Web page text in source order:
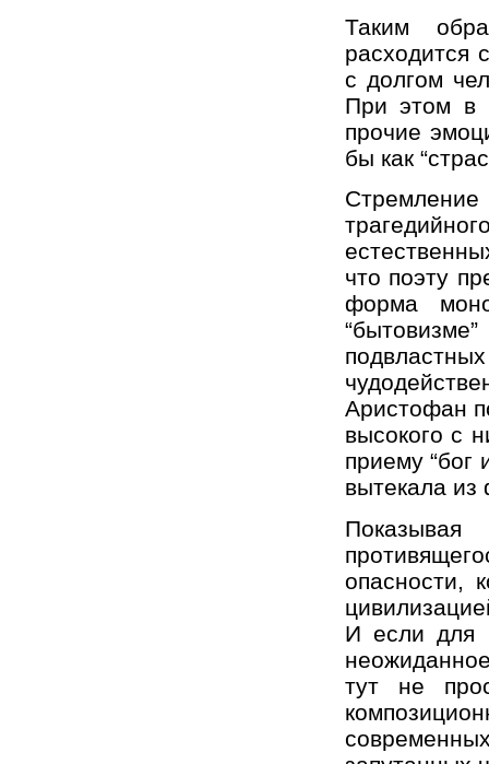
Таким
расходится
с долгом
При этом в
прочие
бы как
что поэту
форма
Аристофан
высокого с
приему “бог
вытекала из
Показывая
опасности,
И если для
тут не